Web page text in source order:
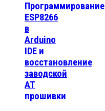
Программирование
ESP8266
в
Arduino
IDE и
восстановление
заводской
AT
прошивки